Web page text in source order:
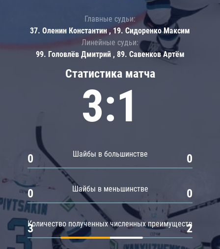
Статистика матча
3:1
Шайбы в большинстве
0 0
Шайбы в меньшинстве
0 0
Количество полученных численных преимуществ
3 2
Главные судьи:
37. Оленин Константин , 19. Сидоренко Максим
Линейные судьи:
99. Головлёв Дмитрий , 89. Савенков Артём